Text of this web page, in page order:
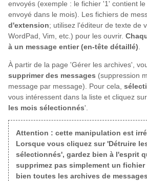
envoyés (exemple : le fichier '1' contient
envoyé dans le mois). Les fichiers de
d'extension; utilisez l'éditeur de texte de
WordPad, Vim, etc.) pour les ouvrir.
à un message entier (en-tête détaillé)
À partir de la page 'Gérer les archives',
supprimer des messages (suppression
message par message). Pour cela,
vous intéressent dans la liste et cliquez
les mois sélectionnés'.
Attention : cette manipulation est
Lorsque vous cliquez sur 'Détruire
sélectionnés', gardez bien à l'esprit
supprimez pas simplement un fichier
bien toutes les archives de